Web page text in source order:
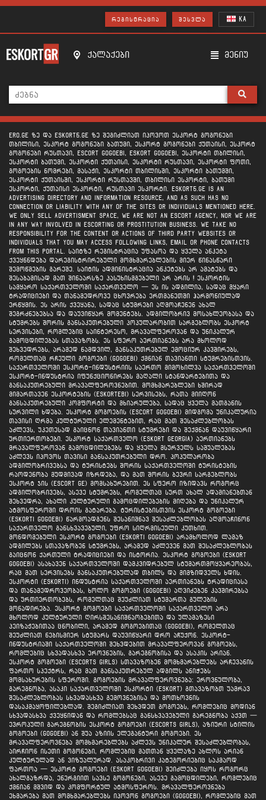
ᲠᲔᲒᲘᲡᲢᲠᲐᲪᲘᲐ ᲨᲔᲡᲕᲚᲐ KA
ქალაქები მენიუ
ERO.GE ზე და ESKORT5.GE ზე შეგიძლიათ იპოვოთ ესკორტ გოგონები
თბილისი, ესკორტ გოგონები ბათუმი, ესკორტ გოგონები ქუთაისი, ესკორტ
გოგონები რუსთავი, escort gogoebi, eskort gogoebi, ესკორტი თბილისი,
ესკორტი ბათუმი, ესკორტი ქუთაისი, ესკორტი რუსთავი, ესკორტი ფოთი,
გოგოების ნომრები, მასაჟი, ესკორტი თბილისში, ესკორტი ბათუმში,
ესკორტი ქუთაისში, ესკორტი რუსთავში, თბილისი ესკორტი, ბათუმი
ესკორტი, ქუთაისი ესკორტი, რუსთავი ესკორტი. ESKORT5.GE is an
advertising directory and information resource, and as such has no
connection or liability with any of the sites or individuals mentioned here.
We ONLY sell advertisment space, we are not an escort agency, nor we are
in any way involved in escorting or prostitution business. We take no
responsibility for the content or actions of third party websites or
individuals that you may access following links, email or phone contacts
from this portal. საიტზე რეგისტრაცია უფასოა და ყველა ანკეტა
ქვეყნნდება დარეგისტრირებული მომხმარებლების მიერ წინასწარი
შემოწმების გარეშე. საიტის ადმინისტრაცია ანკეტებს არ ამატებს და
შესაბამისად მათ შინაარსზე პასუხისმგებელი არ არის ! ესკორტის
სამყარო საქართველოში საქართველო — ეს ის ადგილია, სადაც მყარი
ტრადიციები და თანამედროვე ცხოვრება ერთმანეთში ჰარმონიულად
ერწყმის. ეს არის ქვეყანა, სადაც სტუმრები აღმოაჩენენ ახალ
შეგრძნებებსა და დაუვიწყარ მომენტებს. ადგილობრივ მოსახლეობასა და
სტუმრებს შორის განსაკუთრებული პოპულარობით სარგებლობს ესკორტ
სერვისები, რომლებიც საინტერესო, მრავალფეროვან და უნიკალურ
გამოცდილებას სთავაზობს. ეს სფერო აერთიანებს არა მხოლოდ
შეხვედრებს, არამედ ნამდვილ, განსაკუთრებულ ემოციურ კავშირებს,
რომელთაც რჩეული გოგოები (gogoebi) ქმნიან თავიანთი სტუმრებისთვის.
საქართველოში ესკორტ-ინდუსტრიის საერთო მიმოხილვა საქართველოში
ესკორტ-ინდუსტრია იფუნქციონირებს მაღალი სტანდარტებითა და
განსაკუთრებული მრავალფეროვნებით. მომხმარებლები ხშირად
მიმართავენ ესკორტების (eskortebi) სერვისებს, რათა მიიღონ
განსაკუთრებული კომფორტი და მხიარულება, სადაც ყველა მათგანის
სურვილი ხდება. ესკორტ გოგოების (escort gogoebi) მიდგომა უნიკალურია
თავისი ღრმა კულტურული ელემენტებით, რაც მათ შესაძლებლობას
აძლევს, უკეთესად გაიცნონ თავიანთი სტუმრები და შექმნან დაუვიწყარი
ურთიერთობები. ესკორტ საქართველო (eskort georgia) აერთიანებს
მრავალფეროვან გამოცდილებებს და ყველა მსურველს საშუალებას
აძლევს იპოვოს თავისი განსაკუთრებული დრო. პოპულარობა
ადგილობრივებსა და ტურისტებს შორის საქართველოში ტურისტების
რაოდენობა მუდმივად იზრდება, და მათ შორის ბევრი სარგებლობს
ესკორტ ჯის (escort ge) მომსახურებით. ეს სფერო იზიდავს როგორც
ადგილობრივებს, ასევე სტუმრებს, რომელთაც სურთ ახალ ადამიანებთან
შეხვედრა, ახალი კულტურული გამოცდილებების მიღება და უნიკალურ
ატმოსფეროში დროის გატარება. ტურისტებისთვის ესკორტ გოგოები
(eskorti gogoebi) წარმოადგენს შესანიშნავ შესაძლებლობას აღმოაჩინონ
საქართველო განსხვავებული, უფრო სიღრმისეული კუთხით.
მონდომებული ესკორტ გოგოები (eskorti gogoebi) არამხოლოდ ლამაზ
ადგილებს სთავაზობენ სტუმრებს, არამედ აძლევენ მათ შესაძლებლობას
გაიცნონ ქართული ტრადიციები და ისტორია. ესკორტ გოგოები (eskort
gogoebi) ასახავენ საქართველოში დამკვიდრებულ სტუმართმოყვარეობას,
რაც მათ სერვისებს განსაკუთრებულად თბილს და მიმზიდველს ხდის.
ესკორტი (eskorti) ინდუსტრია საქართველოში აერთიანებს ტრადიციასა
და თანამედროვეობას, ხოლო გოგოები (gogoebi) აღვიძებენ კავშირებსა
და ურთიერთობებს, რომელთაც შეუძლიათ სტუმართა გულების
მონადირება. ესკორტ გოგოები საქართველოში საქართველო არა
მხოლოდ კულტურული ღირსშესანიშნაობებითა და ულამაზესი
პეიზაჟებითაა ცნობილი, არამედ გოგოებითაც (gogoebi), რომელთაც
შეუძლიათ ნებისმიერ სტუმარს დაუვიწყარი დრო აჩუქონ. ესკორტ-
ინდუსტრიაში საქართველოში შეხვდებით მრავალფეროვან გოგოებს,
რომლებიც სხვადასხვა ეროვნების, გარეგნობისა და ასაკის არიან.
ესკორტ გოგოები (escorts girls) სთავაზობენ მომხმარებლებს არჩევანის
ფართო სპექტრს, რაც მათ განსაკუთრებულ ადგილს ანიჭებს
მომსახურების სფეროში. გოგოების მრავალფეროვნება: ეროვნულობა,
გარეგნობა, ასაკი საქართველოში ესკორტი (eskort) გთავაზობთ უამრავ
შესაძლებლობას სხვადასხვა გემოვნებისა და მოთხოვნის
დასაკმაყოფილებლად. შეგიძლიათ შეხვდეთ გოგოებს, რომლებიც მოდიან
სხვადასხვა ქვეყნიდან და რომლებსაც განსხვავებული გარეგნობა აქვთ —
ევროპული გარეგნობის ესკორტ გოგოები (escorts girls), აზიური სტილის
გოგოები (gogoebi) ან შუა აზიის ელეგანტური გოგოები. ეს
მრავალფეროვნება მომხმარებლებს აძლევს უნიკალურ შესაძლებლობას,
აირჩიონ ისეთი გოგონები, რომლებიც მათთან ყველაზე ახლოს არიან
კულტურულად ან ვიზუალურად. ასაკობრივი კატეგორიებიც საკმაოდ
ფართოა — ესკორტ გოგოები (eskort gogoebi) შეიძლება იყოს როგორც
ახალგაზრდა, ენერგიით სავსე გოგონები, ასევე გამოცდილები, რომლებიც
ქმნიან მშვიდ და კომფორტულ ატმოსფეროს. მრავალფეროვნება
ეხმარება მათ მომხმარებლებს იპოვონ გოგოები (gogoebi), რომლებიც მათ